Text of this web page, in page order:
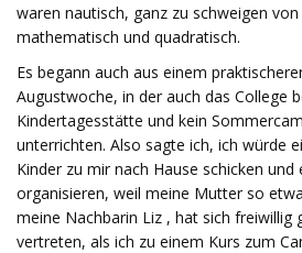
waren nautisch, ganz zu schweigen
mathematisch und quadratisch.
Es begann auch aus einem
Augustwoche, in der auch das College
Kindertagesstätte und kein
unterrichten. Also sagte ich, ich würde
Kinder zu mir nach Hause schicken
organisieren, weil meine Mutter so
meine Nachbarin Liz , hat sich freiwillig
vertreten, als ich zu einem Kurs zum